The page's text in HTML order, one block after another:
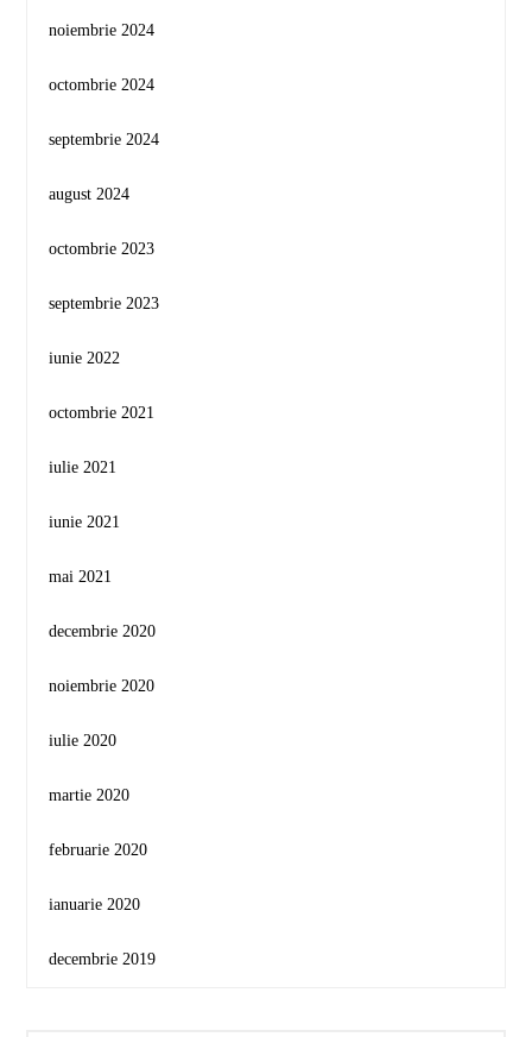
noiembrie 2024
octombrie 2024
septembrie 2024
august 2024
octombrie 2023
septembrie 2023
iunie 2022
octombrie 2021
iulie 2021
iunie 2021
mai 2021
decembrie 2020
noiembrie 2020
iulie 2020
martie 2020
februarie 2020
ianuarie 2020
decembrie 2019